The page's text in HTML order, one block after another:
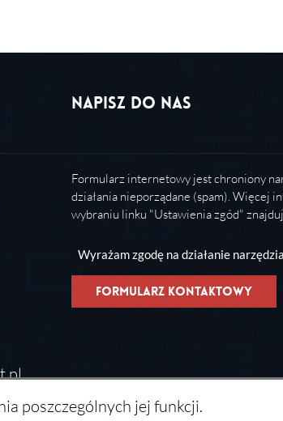
poszczególnych jej funkcji.
,
Napisz do nas
Formularz internetowy jest chroniony
działania nieporządane (spam). Więcej
wybraniu linku "Ustawienia zgód"
Wyrażam zgodę na działanie narzędzia
Formularz kontaktowy